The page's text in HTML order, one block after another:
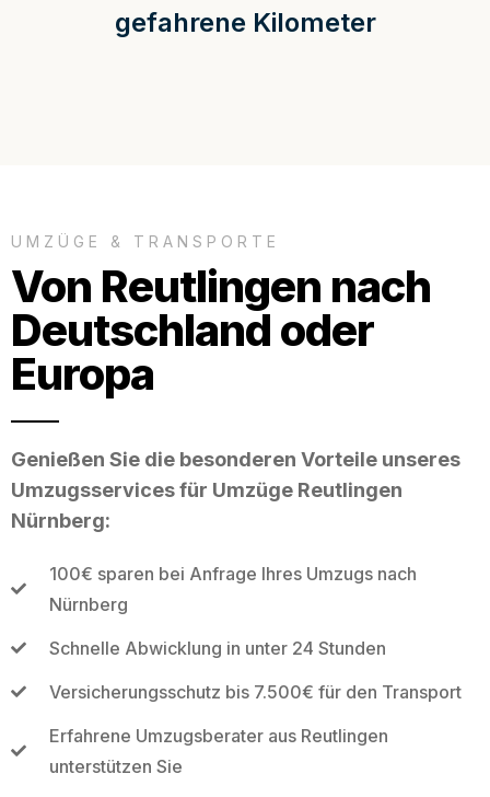
gefahrene Kilometer
UMZÜGE & TRANSPORTE
Von Reutlingen nach
Deutschland oder
Europa
Genießen Sie die besonderen Vorteile unseres
Umzugsservices für Umzüge Reutlingen
Nürnberg:
100€ sparen bei Anfrage Ihres Umzugs nach
Nürnberg
Schnelle Abwicklung in unter 24 Stunden
Versicherungsschutz bis 7.500€ für den Transport
Erfahrene Umzugsberater aus Reutlingen
unterstützen Sie